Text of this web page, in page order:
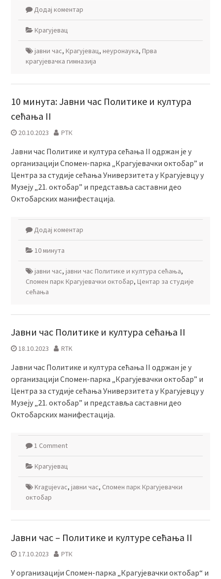
Додај коментар
Крагујевац
јавни час, Крагујевац, неуронаука, Прва
крагујевачка гимназија
10 минута: Јавни час Политике и култура
сећања II
20.10.2023 РТК
Јавни час Политике и култура сећања II одржан је у
организацији Спомен-парка „Крагујевачки октобар” и
Центра за студије сећања Универзитета у Крагујевцу у
Музеју „21. октобар” и представља саставни део
Октобарских манифестација.
Додај коментар
10 минута
јавни час, јавни час Политике и култура сећања,
Спомен парк Крагујевачки октобар, Центар за студије
сећања
Јавни час Политике и култура сећања II
18.10.2023 RTK
Јавни час Политике и култура сећања II одржан је у
организацији Спомен-парка „Крагујевачки октобар” и
Центра за студије сећања Универзитета у Крагујевцу у
Музеју „21. октобар” и представља саставни део
Октобарских манифестација.
1 Comment
Крагујевац
Kragujevac, јавни час, Спомен парк Крагујевачки
октобар
Јавни час – Политике и културе сећања II
17.10.2023 РТК
У организацији Спомен-парка „Крагујевачки октобар“ и